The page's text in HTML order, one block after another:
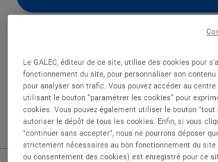
DESCRIPTION
Nous recherchons un préparateur de
commande (H/F) à temps plein
notre équipe Drive à partir du 17/
Le GALEC, éditeur de ce site, utilise des cookies pour
fonctionnement du site, pour personnaliser son
pour analyser son trafic. Vous pouvez accéder au
utilisant le bouton “paramétrer les cookies” pour
cookies. Vous pouvez également utiliser le bouton "tout
autoriser le dépôt de tous les cookies. Enfin, si vous
"continuer sans accepter", nous ne pourrons déposer
strictement nécessaires au bon fonctionnement du
ou consentement des cookies) est enregistré pour ce